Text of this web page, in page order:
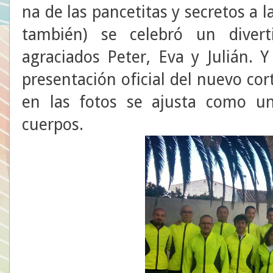
na de las pancetitas y secretos a
también) se celebró un
agraciados Peter, Eva y Julián.
presentación oficial del nuevo
en las fotos se ajusta como
cuerpos.